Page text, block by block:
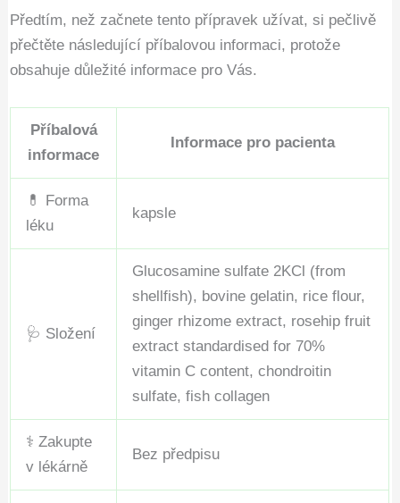
Předtím, než začnete tento přípravek užívat, si pečlivě
přečtěte následující příbalovou informaci, protože
obsahuje důležité informace pro Vás.
Příbalová
informace
Informace pro pacienta
💊 Forma
léku
kapsle
🩺 Složení
Glucosamine sulfate 2KCl (from
shellfish), bovine gelatin, rice flour,
ginger rhizome extract, rosehip fruit
extract standardised for 70%
vitamin C content, chondroitin
sulfate, fish collagen
⚕️ Zakupte
v lékárně
Bez předpisu